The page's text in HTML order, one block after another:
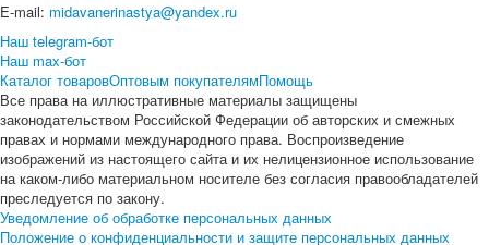
E-mail: midavanerinastya@yandex.ru
Наш telegram-бот
Наш max-бот
Каталог товаровОптовым покупателямПомощь
Все права на иллюстративные материалы защищены
законодательством Российской Федерации об авторских и смежных
правах и нормами международного права. Воспроизведение
изображений из настоящего сайта и их нелицензионное использование
на каком-либо материальном носителе без согласия правообладателей
преследуется по закону.
Уведомление об обработке персональных данных
Положение о конфиденциальности и защите персональных данных